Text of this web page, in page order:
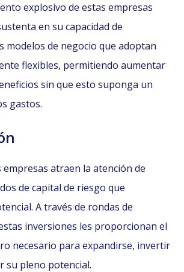
explosivo de estas empresas
en su capacidad de
modelos de negocio que adoptan
flexibles, permitiendo aumentar
sin que esto suponga un
gastos.
empresas atraen la atención de
de capital de riesgo que
A través de rondas de
inversiones les proporcionan el
necesario para expandirse, invertir
su pleno potencial.